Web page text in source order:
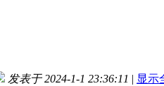
发表于 2024-1-1 23:36:11 | 显示